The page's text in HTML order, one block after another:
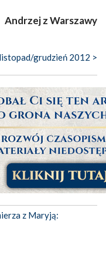
Andrzej z Warszawy
grudzień 2012 >
z Maryją: